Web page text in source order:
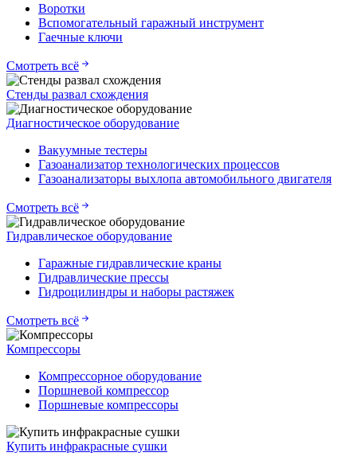
Воротки
Вспомогательный гаражный инструмент
Гаечные ключи
Смотреть всё
Стенды развал схождения
Диагностическое оборудование
Вакуумные тестеры
Газоанализатор технологических процессов
Газоанализаторы выхлопа автомобильного двигателя
Смотреть всё
Гидравлическое оборудование
Гаражные гидравлические краны
Гидравлические прессы
Гидроцилиндры и наборы растяжек
Смотреть всё
Компрессоры
Компрессорное оборудование
Поршневой компрессор
Поршневые компрессоры
Купить инфракрасные сушки